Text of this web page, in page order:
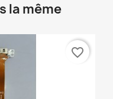
la même
favorite_border